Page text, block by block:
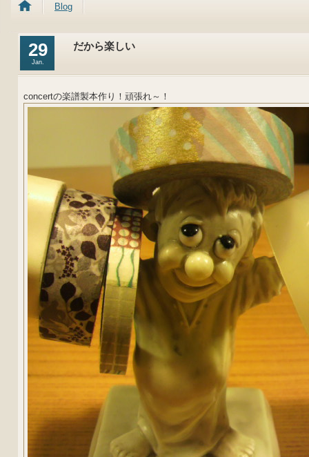
Blog
29
Jan.
だから楽しい
concertの楽譜製本作り！頑張れ～！